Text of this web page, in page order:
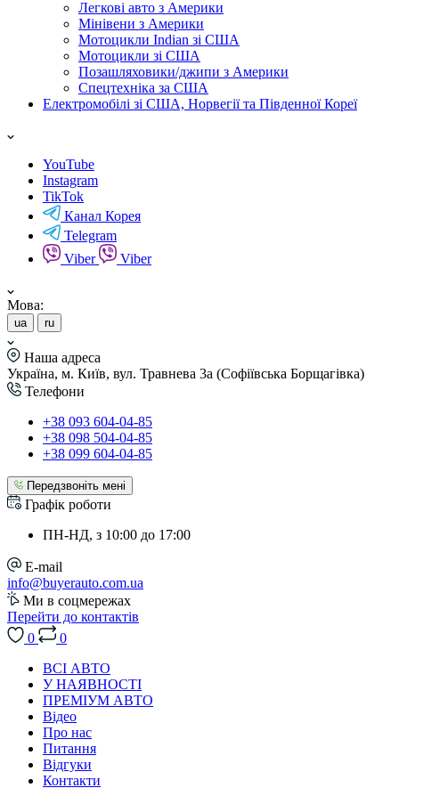
Легкові авто з Америки
Мінівени з Америки
Мотоцикли Indian зі США
Мотоцикли зі США
Позашляховики/джипи з Америки
Спецтехніка за США
Електромобілі зі США, Норвегії та Південної Кореї
YouTube
Instagram
TikTok
Канал Корея
Telegram
Viber
Viber
Мова:
ua ru
Наша адреса
Україна, м. Київ, вул. Травнева 3а (Софіївська Борщагівка)
Телефони
+38 093 604-04-85
+38 098 504-04-85
+38 099 604-04-85
Передзвоніть мені
Графік роботи
ПН-НД, з 10:00 до 17:00
E-mail
info@buyerauto.com.ua
Ми в соцмережах
Перейти до контактів
0
0
ВСІ АВТО
У НАЯВНОСТІ
ПРЕМІУМ АВТО
Відео
Про нас
Питання
Відгуки
Контакти